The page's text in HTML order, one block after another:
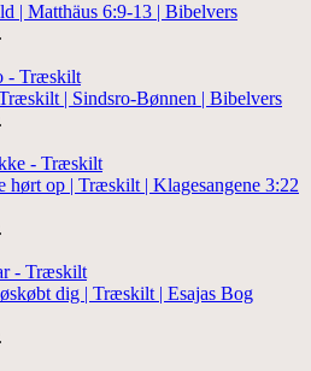
| Matthäus 6:9-13 | Bibelvers
til
799,00 kr.| Sindsro-Bønnen | Bibelvers
til
799,00 kr.
hørt op | Træskilt | Klagesangene 3:22
til
799,00 kr.dig | Træskilt | Esajas Bog